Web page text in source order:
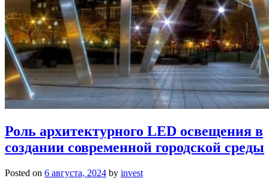
Роль архитектурного LED освещения в
создании современной городской среды
Posted on 6 августа, 2024 by invest